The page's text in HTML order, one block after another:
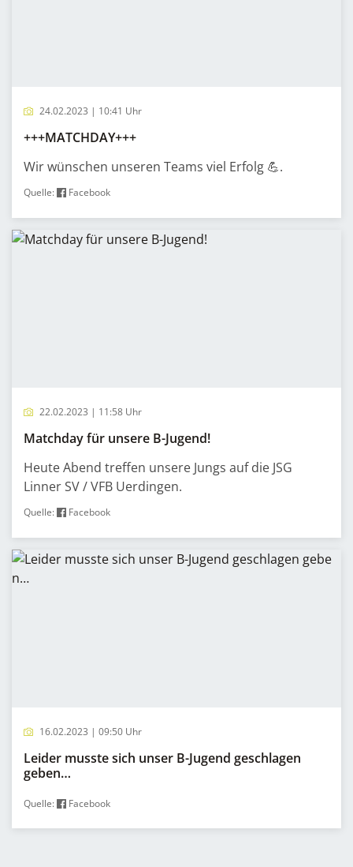
24.02.2023 | 10:41 Uhr
+++MATCHDAY+++
Wir wünschen unseren Teams viel Erfolg 💪.
Quelle: Facebook
22.02.2023 | 11:58 Uhr
Matchday für unsere B-Jugend!
Heute Abend treffen unsere Jungs auf die JSG
Linner SV / VFB Uerdingen.
Quelle: Facebook
16.02.2023 | 09:50 Uhr
Leider musste sich unser B-Jugend geschlagen
geben…
Quelle: Facebook